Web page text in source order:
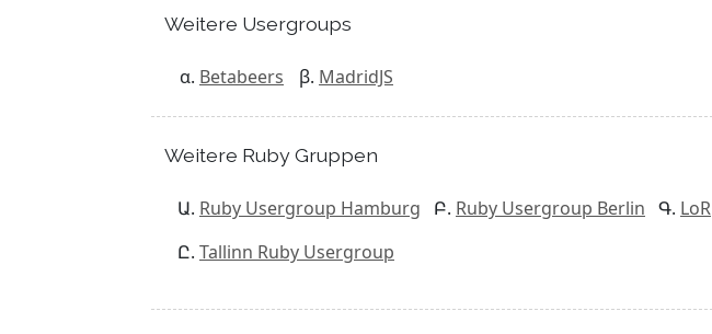
Weitere Usergroups
Betabeers MadridJS
Weitere Ruby Gruppen
Ruby Usergroup Hamburg Ruby Usergroup Berlin LoR
Tallinn Ruby Usergroup